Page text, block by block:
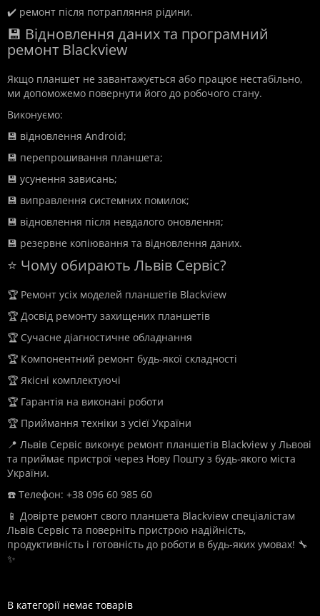
✔️ ремонт після потрапляння рідини.
💾 Відновлення даних та програмний
ремонт Blackview
Якщо планшет не завантажується або працює нестабільно,
ми допоможемо повернути його до робочого стану.
Виконуємо:
💾 відновлення Android;
💾 перепрошивання планшета;
💾 усунення зависань;
💾 виправлення системних помилок;
💾 відновлення після невдалого оновлення;
💾 резервне копіювання та відновлення даних.
⭐ Чому обирають Львів Сервіс?
🏆 Ремонт усіх моделей планшетів Blackview
🏆 Досвід ремонту захищених планшетів
🏆 Сучасне діагностичне обладнання
🏆 Компонентний ремонт будь-якої складності
🏆 Якісні комплектуючі
🏆 Гарантія на виконані роботи
🏆 Приймання техніки з усієї України
📍 Львів Сервіс виконує ремонт планшетів Blackview у Львові
та приймає пристрої через Нову Пошту з будь-якого міста
України.
☎️ Телефон: +38 096 60 985 60
📱 Довірте ремонт свого планшета Blackview спеціалістам
Львів Сервіс та поверніть пристрою надійність,
продуктивність і готовність до роботи в будь-яких умовах! 🔧
✨
В категорії немає товарів